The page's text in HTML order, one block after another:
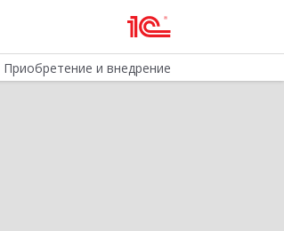
Приобретение и внедрение